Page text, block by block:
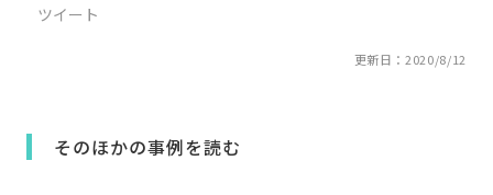
ツイート
更新日：2020/8/12
そのほかの事例を読む